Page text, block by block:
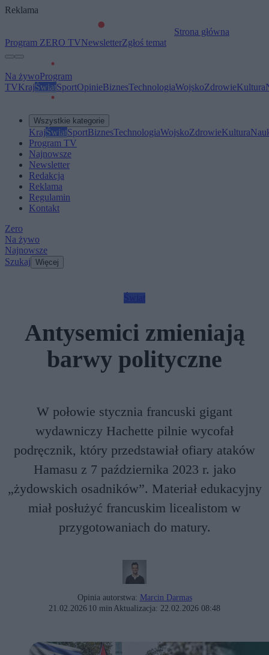
Reklama
Strona główna
Program ZERO TVNewsletterZgłoś temat
Na żywoProgram
TVKrajŚwiatSportOpinieBiznesTechnologiaWojskoZdrowieKultura
Wszystkie kategorie
KrajŚwiatSportBiznesTechnologiaWojskoZdrowieKultura
Program TV
Najnowsze
Newsletter
Redakcja
Reklama
Regulamin
Kontakt
Zero
Na żywo
Najnowsze
Szukaj Więcej
Antysemici zmieniają
barwy polityczne
W połowie stycznia francuski gigant
wydawniczy Hachette pilnie wycofał
podręcznik, który przedstawiał ofiary ataków
Hamasu z 7 października 2023 r. jako
„żydowskich osadników”. Materiał edukacyjny
miał posłużyć francuskim licealistom w
przygotowaniach do matury.
Opinia autorstwa: Marcin Darmas
21.02.2026 10 min Aktualizacja: 22.02.2026 08:48